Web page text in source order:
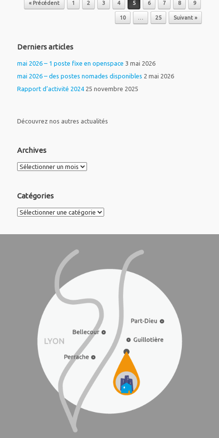
« Précédent 1 2 3 4 5 6 7 8 9
10 … 25 Suivant »
Derniers articles
mai 2026 – 1 poste fixe en openspace 3 mai 2026
mai 2026 – des postes nomades disponibles 2 mai 2026
Rapport d’activité 2024 25 novembre 2025
Découvrez nos autres actualités
Archives
Archives
Catégories
Catégories